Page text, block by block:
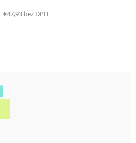
€47,93 bez DPH